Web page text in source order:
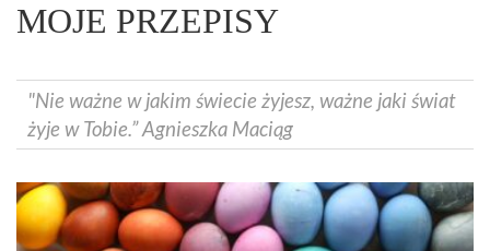
MOJE PRZEPISY
"Nie ważne w jakim świecie żyjesz, ważne jaki świat
żyje w Tobie.” Agnieszka Maciąg